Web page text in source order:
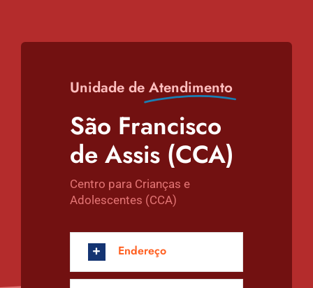
Unidade de Atendimento
São Francisco
de Assis (CCA)
Centro para Crianças e
Adolescentes (CCA)
Endereço